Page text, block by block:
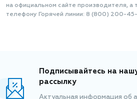
на официальном сайте производителя, а
телефону Горячей линии: 8 (800) 200-
Подписывайтесь на
рассылку
Актуальная информация об